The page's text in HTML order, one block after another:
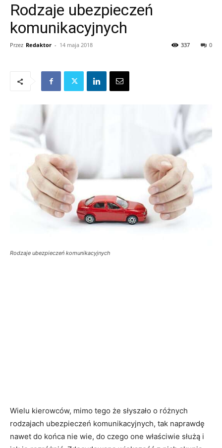
Rodzaje ubezpieczeń
komunikacyjnych
Przez Redaktor - 14 maja 2018 0
337
Rodzaje ubezpieczeń komunikacyjnych
Wielu kierowców, mimo tego że słyszało o różnych
rodzajach ubezpieczeń komunikacyjnych, tak naprawdę
nawet do końca nie wie, do czego one właściwie służą i